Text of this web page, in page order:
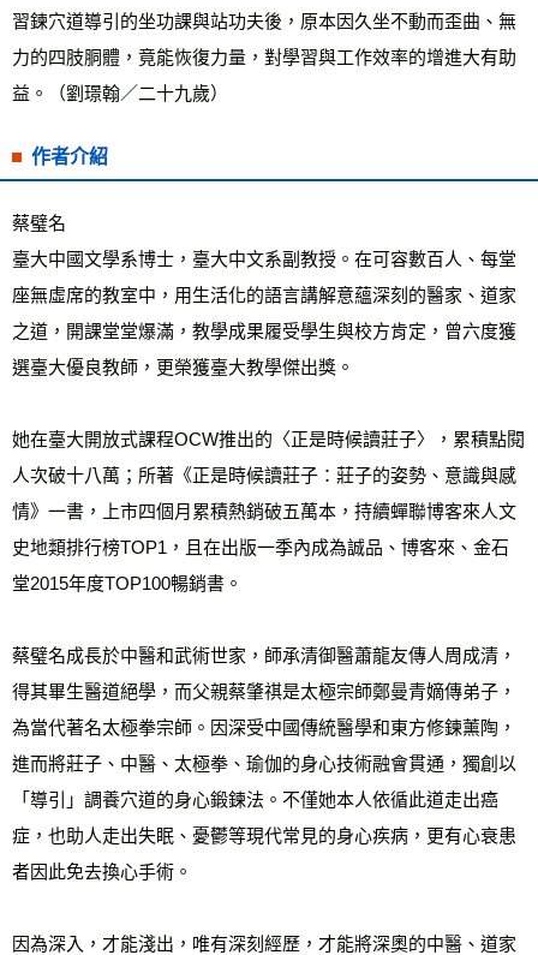
習鍊穴道導引的坐功課與站功夫後，原本因久坐不動而歪曲、無
力的四肢胴體，竟能恢復力量，對學習與工作效率的增進大有助
益。（劉璟翰／二十九歲）
作者介紹
蔡璧名
臺大中國文學系博士，臺大中文系副教授。在可容數百人、每堂
座無虛席的教室中，用生活化的語言講解意蘊深刻的醫家、道家
之道，開課堂堂爆滿，教學成果履受學生與校方肯定，曾六度獲
選臺大優良教師，更榮獲臺大教學傑出獎。
她在臺大開放式課程OCW推出的〈正是時候讀莊子〉，累積點閱
人次破十八萬；所著《正是時候讀莊子：莊子的姿勢、意識與感
情》一書，上市四個月累積熱銷破五萬本，持續蟬聯博客來人文
史地類排行榜TOP1，且在出版一季內成為誠品、博客來、金石
堂2015年度TOP100暢銷書。
蔡璧名成長於中醫和武術世家，師承清御醫蕭龍友傳人周成清，
得其畢生醫道絕學，而父親蔡肇祺是太極宗師鄭曼青嫡傳弟子，
為當代著名太極拳宗師。因深受中國傳統醫學和東方修鍊薰陶，
進而將莊子、中醫、太極拳、瑜伽的身心技術融會貫通，獨創以
「導引」調養穴道的身心鍛鍊法。不僅她本人依循此道走出癌
症，也助人走出失眠、憂鬱等現代常見的身心疾病，更有心衰患
者因此免去換心手術。
因為深入，才能淺出，唯有深刻經歷，才能將深奧的中醫、道家